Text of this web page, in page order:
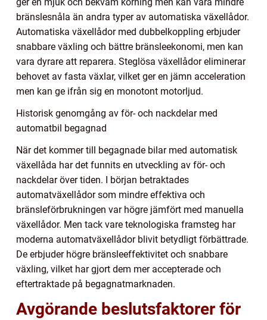
bränslesnåla än andra typer av automatiska växellådor.
Automatiska växellådor med dubbelkoppling erbjuder
snabbare växling och bättre bränsleekonomi, men kan
vara dyrare att reparera. Steglösa växellådor eliminerar
behovet av fasta växlar, vilket ger en jämn acceleration
men kan ge ifrån sig en monotont motorljud.
Historisk genomgång av för- och nackdelar med
automatbil begagnad
När det kommer till begagnade bilar med automatisk
växellåda har det funnits en utveckling av för- och
nackdelar över tiden. I början betraktades
automatväxellådor som mindre effektiva och
bränsleförbrukningen var högre jämfört med manuella
växellådor. Men tack vare teknologiska framsteg har
moderna automatväxellådor blivit betydligt förbättrade.
De erbjuder högre bränsleeffektivitet och snabbare
växling, vilket har gjort dem mer accepterade och
eftertraktade på begagnatmarknaden.
Avgörande beslutsfaktorer för